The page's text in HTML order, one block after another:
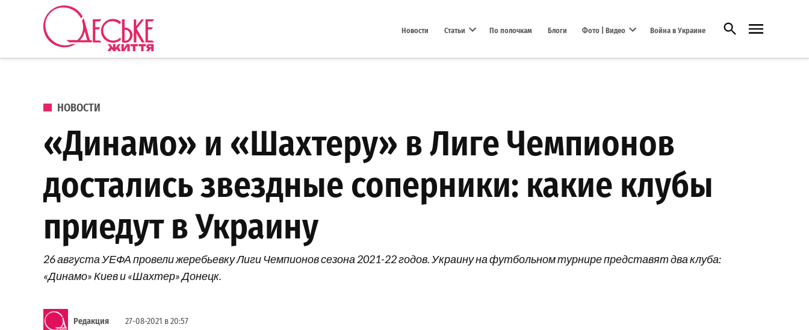
Перейти к содержанию
Новости Статьи По полочкам Блоги Фото | Видео Война в Украине Открыть поиск
ОПУБЛИКОВАНО В
НОВОСТИ
«Динамо» и «Шахтеру» в Лиге Чемпионов
достались звездные соперники: какие клубы
приедут в Украину
26 августа УЕФА провели жеребьевку Лиги Чемпионов сезона 2021-22 годов. Украину на футбольном турнире представят два клуба:
«Динамо» Киев и «Шахтер» Донецк.
Редакция 27-08-2021 в 20:57